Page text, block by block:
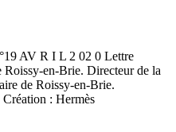
AV R I L 2 02 0 Lettre
en-Brie. Directeur de la
de Roissy-en-Brie.
: Hermès